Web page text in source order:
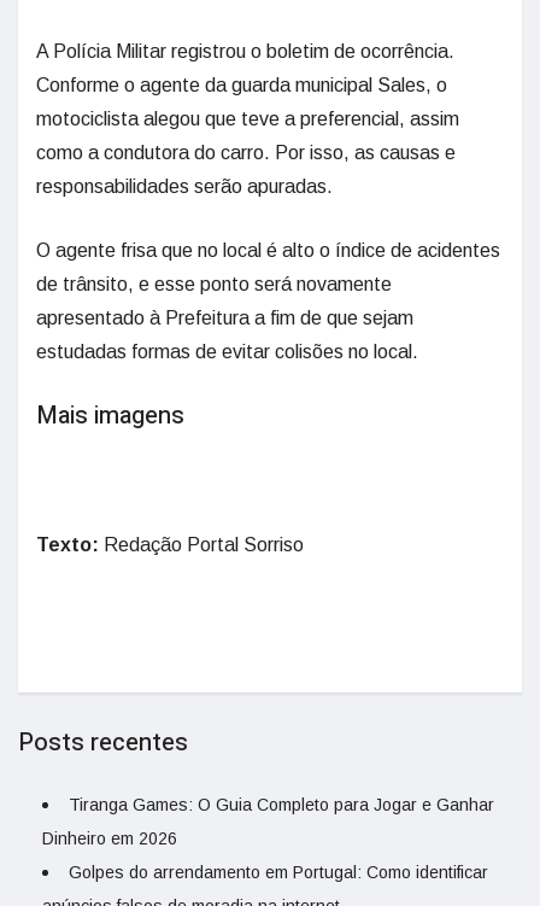
A Polícia Militar registrou o boletim de ocorrência.
Conforme o agente da guarda municipal Sales, o
motociclista alegou que teve a preferencial, assim
como a condutora do carro. Por isso, as causas e
responsabilidades serão apuradas.
O agente frisa que no local é alto o índice de acidentes
de trânsito, e esse ponto será novamente
apresentado à Prefeitura a fim de que sejam
estudadas formas de evitar colisões no local.
Mais imagens
Texto: Redação Portal Sorriso
Posts recentes
Tiranga Games: O Guia Completo para Jogar e Ganhar
Dinheiro em 2026
Golpes do arrendamento em Portugal: Como identificar